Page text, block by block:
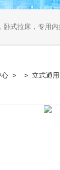
卧式拉床，专用
心 > > 立式通